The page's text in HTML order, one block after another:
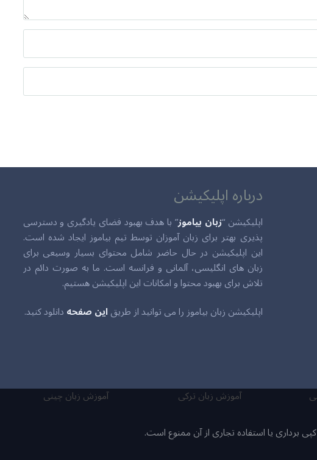
درباره اپلیکیشن
اپلیکیشن “زبان بیاموز” با هدف بهبود فضای یادگیری و دسترسی
پذیری بهتر برای زبان آموزان توسط تیم بیاموز ایجاد شده است.
این اپلیکیشن در حال حاضر شامل محتوای بسیار وسیعی برای
زبان های انگلیسی، آلمانی و فرانسه است. ما به صورت دائم در
تلاش برای بهبود محتوا و امکانات این اپلیکیشن هستیم.
اپلیکیشن زبان بیاموز را می توانید از طریقاین صفحهدانلود کنید.
آموزش زبان ترکی
آموزش زبان چینی
برداری یا استفاده تجاری از آن ممنوع است.